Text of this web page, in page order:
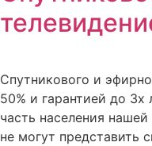
Спутникового и
50% и гарантией до
часть населения
не могут представить